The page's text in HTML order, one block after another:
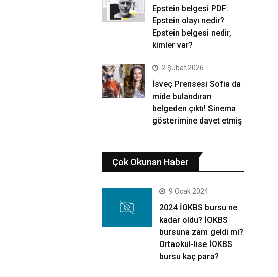
Epstein belgesi PDF:
Epstein olayı nedir?
Epstein belgesi nedir,
kimler var?
2 Şubat 2026
İsveç Prensesi Sofia da
mide bulandıran
belgeden çıktı! Sinema
gösterimine davet etmiş
Çok Okunan Haber
9 Ocak 2024
2024 İOKBS bursu ne
kadar oldu? İOKBS
bursuna zam geldi mi?
Ortaokul-lise İOKBS
bursu kaç para?